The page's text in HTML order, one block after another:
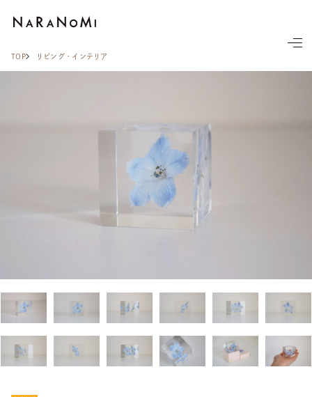
TOP リビング・インテリア